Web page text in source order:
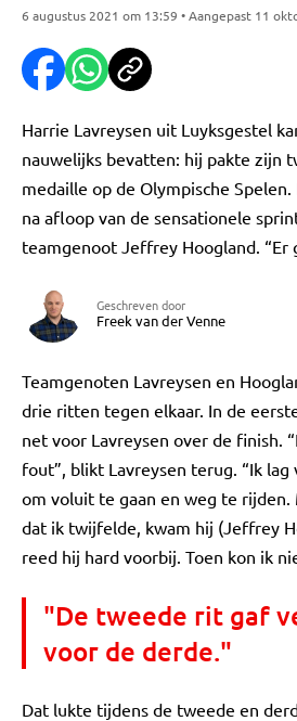
6 augustus 2021 om 13:59 • Aangepast 11
Harrie Lavreysen uit Luyksgestel
nauwelijks bevatten: hij pakte zijn
medaille op de Olympische
na afloop van de sensationele
teamgenoot Jeffrey Hoogland. “Er
Geschreven door
Freek van der Venne
Teamgenoten Lavreysen en
drie ritten tegen elkaar. In de
net voor Lavreysen over de finish.
fout”, blikt Lavreysen terug. “Ik
om voluit te gaan en weg te
dat ik twijfelde, kwam hij (Jeffrey
reed hij hard voorbij. Toen kon ik
"De tweede rit gaf
voor de derde."
Dat lukte tijdens de tweede en